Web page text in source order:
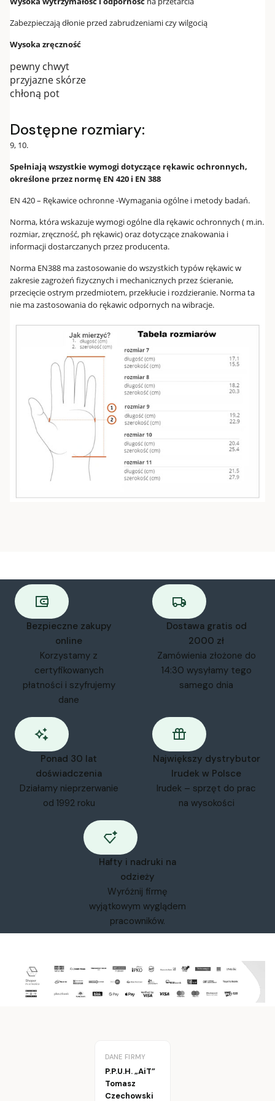
Zabezpieczają dłonie przed zabrudzeniami czy wilgocią
Wysoka zręczność
pewny chwyt
przyjazne skórze
chłoną pot
Dostępne rozmiary:
9, 10.
Spełniają wszystkie wymogi dotyczące rękawic ochronnych,
określone przez normę EN 420 i EN 388
EN 420 – Rękawice ochronne -Wymagania ogólne i metody badań.
Norma, która wskazuje wymogi ogólne dla rękawic ochronnych ( m.in.
rozmiar, zręczność, ph rękawic) oraz dotyczące znakowania i
informacji dostarczanych przez producenta.
Norma EN388 ma zastosowanie do wszystkich typów rękawic w
zakresie zagrożeń fizycznych i mechanicznych przez ścieranie,
przecięcie ostrym przedmiotem, przekłucie i rozdzieranie. Norma ta
nie ma zastosowania do rękawic odpornych na wibracje.
Bezpieczne zakupy
online
Korzystamy z
certyfikowanych
płatności i szyfrujemy
dane
Dostawa gratis od
2000 zł
Zamówienia złożone do
14:30 wysyłamy tego
samego dnia
Ponad 30 lat
doświadczenia
Działamy nieprzerwanie
od 1992 roku
Największy dystrybutor
Irudek w Polsce
Irudek – sprzęt do prac
na wysokości
Hafty i nadruki na
odzieży
Wyróżnij firmę
wyjątkowym wyglądem
pracowników.
DANE FIRMY
P.P.U.H. „AiT”
Tomasz
Czechowski